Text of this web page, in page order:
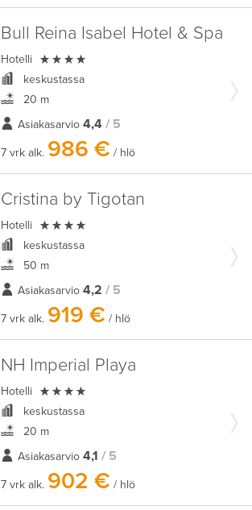
Bull Reina Isabel Hotel & Spa
Hotelli 
keskustassa
20 m
Asiakasarvio 4,4 / 5
7 vrk alk. 986 € / hlö
Cristina by Tigotan
Hotelli 
keskustassa
50 m
Asiakasarvio 4,2 / 5
7 vrk alk. 919 € / hlö
NH Imperial Playa
Hotelli 
keskustassa
20 m
Asiakasarvio 4,1 / 5
7 vrk alk. 902 € / hlö